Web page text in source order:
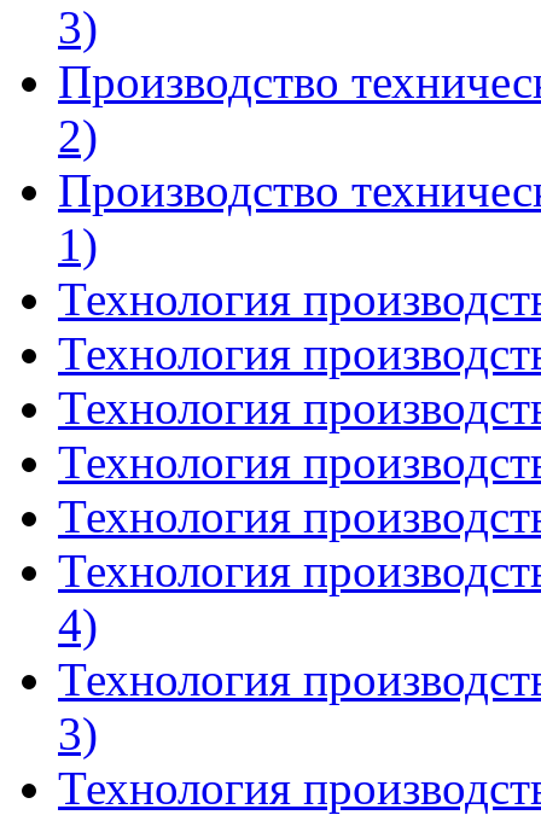
3)
Производство
2)
Производство
1)
Технология
Технология
Технология
Технология
Технология
Технология
4)
Технология
3)
Технология